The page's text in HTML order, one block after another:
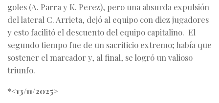
goles (A. Parra y K. Perez), pero una absurda expulsión
del lateral C. Arrieta, dejó al equipo con diez jugadores
y esto facilitó el descuento del equipo capitalino. El
segundo tiempo fue de un sacrificio extremo; había que
sostener el marcador y, al final, se logró un valioso
triunfo.
*<13/11/2025>